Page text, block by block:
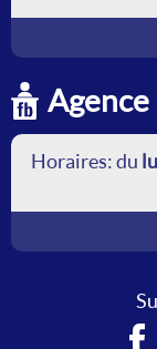
Agence
Horaires: du